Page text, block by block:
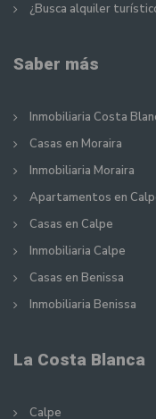
¿Busca alquiler
Saber más
Inmobiliaria Costa
Casas en Moraira
Inmobiliaria Moraira
Apartamentos en
Casas en Calpe
Inmobiliaria Calpe
Casas en Benissa
Inmobiliaria Benissa
La Costa Blanca
Calpe